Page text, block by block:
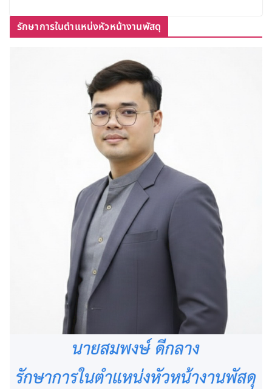
รักษาการในตำแหน่งหัวหน้างานพัสดุ